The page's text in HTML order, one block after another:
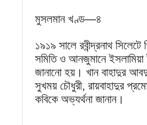
মুসলমান খণ্ড—৪
১৯১৯ সালে রবীন্দ্রনাথ
সমিতি ও আনজুমানে ইসলামিয়া
জানানো হয়। খান বাহাদুর
সুখময় চৌধুরী, রায়বাহাদুর
কবিকে অভ্যর্থনা জানান।